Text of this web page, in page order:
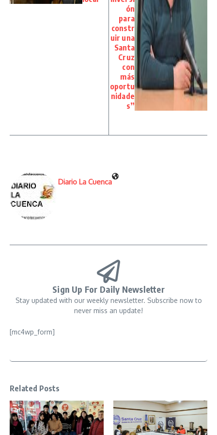
ón
para
constr
uir una
Santa
Cruz
con
más
oportu
nidade
s”
Diario La Cuenca
Sign Up For Daily Newsletter
Stay updated with our weekly newsletter. Subscribe now to
never miss an update!
[mc4wp_form]
Related Posts